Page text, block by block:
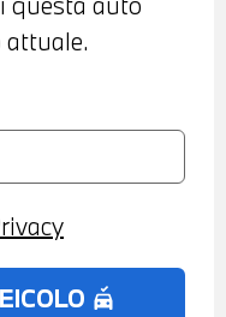
LEVE AL
BLUETOOTH -
DI PROVA -
ANCHE
no_crash